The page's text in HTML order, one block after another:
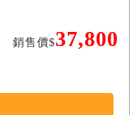
銷售價$37,800